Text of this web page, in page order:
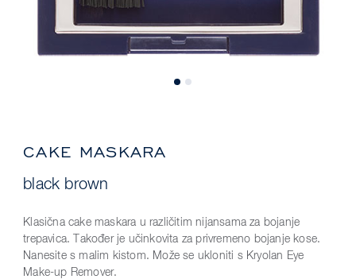
CAKE MASKARA
black brown
Klasična cake maskara u različitim nijansama za bojanje
trepavica. Također je učinkovita za privremeno bojanje kose.
Nanesite s malim kistom. Može se ukloniti s Kryolan Eye
Make-up Remover.